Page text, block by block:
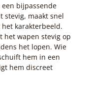
een bijpassende
stevig, maakt snel
karakterbeeld.
het wapen stevig op
het lopen. Wie
hem in een
hem discreet